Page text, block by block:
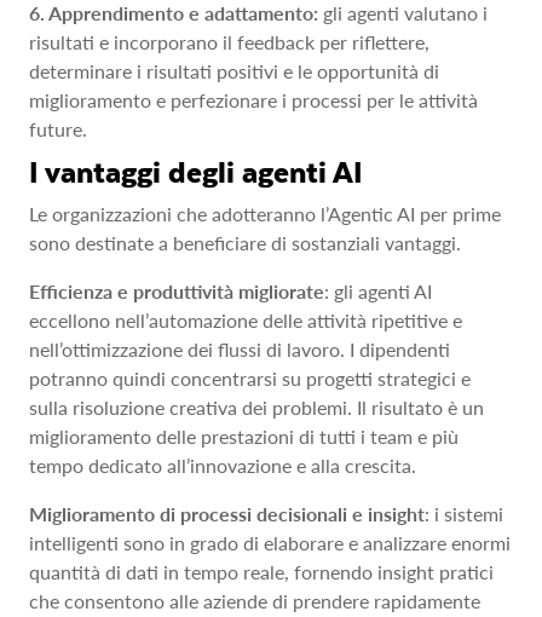
6. Apprendimento e adattamento: gli agenti valutano i
risultati e incorporano il feedback per riflettere,
determinare i risultati positivi e le opportunità di
miglioramento e perfezionare i processi per le attività
future.
I vantaggi degli agenti AI
Le organizzazioni che adotteranno l’Agentic AI per prime
sono destinate a beneficiare di sostanziali vantaggi.
Efficienza e produttività migliorate: gli agenti AI
eccellono nell’automazione delle attività ripetitive e
nell’ottimizzazione dei flussi di lavoro. I dipendenti
potranno quindi concentrarsi su progetti strategici e
sulla risoluzione creativa dei problemi. Il risultato è un
miglioramento delle prestazioni di tutti i team e più
tempo dedicato all’innovazione e alla crescita.
Miglioramento di processi decisionali e insight: i sistemi
intelligenti sono in grado di elaborare e analizzare enormi
quantità di dati in tempo reale, fornendo insight pratici
che consentono alle aziende di prendere rapidamente